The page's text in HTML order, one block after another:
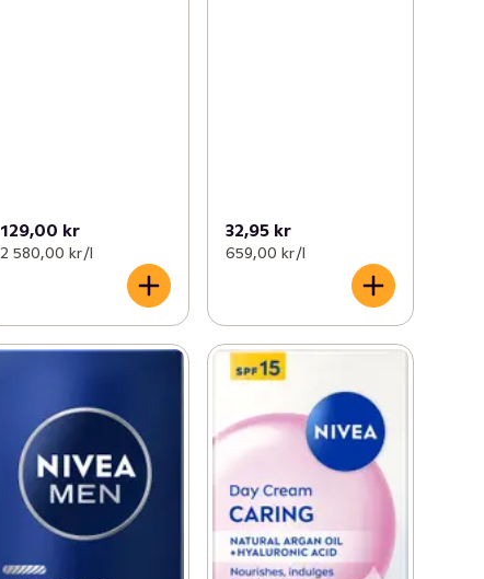
129,00 kr
2 580,00 kr /l
32,95 kr
659,00 kr /l